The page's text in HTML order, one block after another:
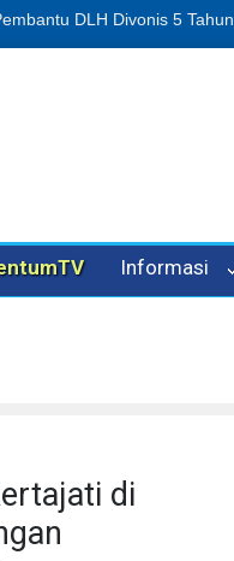
DLH Divonis 5 Tahun
Informasi
di